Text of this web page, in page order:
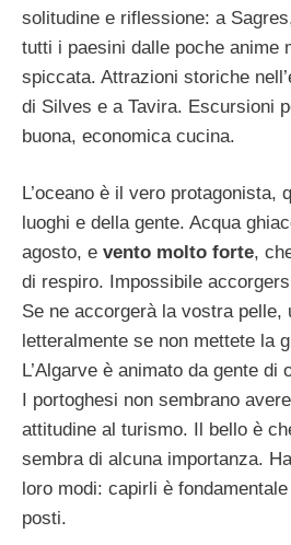
solitudine e riflessione: a
tutti i paesini dalle poche anime
spiccata. Attrazioni storiche
di Silves e a Tavira. Escursioni
buona, economica cucina.
L’oceano è il vero protagonista,
luoghi e della gente. Acqua
agosto, e vento molto forte,
di respiro. Impossibile
Se ne accorgerà la vostra pelle,
letteralmente se non mettete la
L’Algarve è animato da gente di
I portoghesi non sembrano
attitudine al turismo. Il bello è
sembra di alcuna importanza.
loro modi: capirli è
posti.